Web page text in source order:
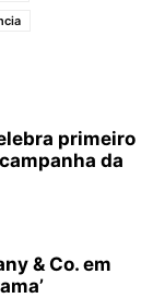
primeiro
da
& Co. em